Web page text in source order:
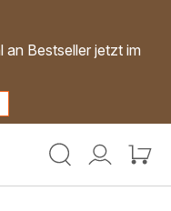
Bestseller jetzt im
Mein
Mein